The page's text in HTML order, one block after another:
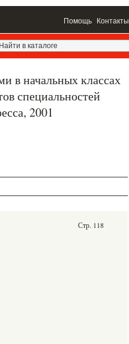
Помощь Контакты
в начальных классах
специальностей
2001
Стр. 118